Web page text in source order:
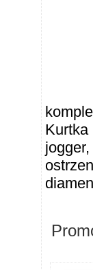
Kurtka